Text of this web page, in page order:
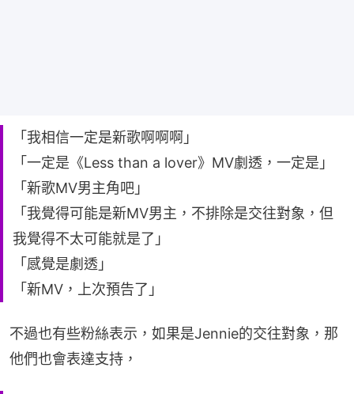
「我相信一定是新歌啊啊啊」
「一定是《Less than a lover》MV劇透，一定是」
「新歌MV男主角吧」
「我覺得可能是新MV男主，不排除是交往對象，但
我覺得不太可能就是了」
「感覺是劇透」
「新MV，上次預告了」
不過也有些粉絲表示，如果是Jennie的交往對象，那
他們也會表達支持，